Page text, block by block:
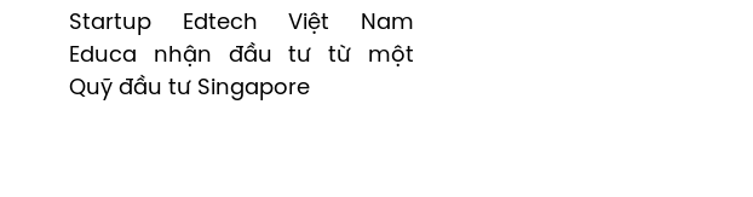
Startup Edtech Việt Nam
Educa nhận đầu tư từ một
Quỹ đầu tư Singapore